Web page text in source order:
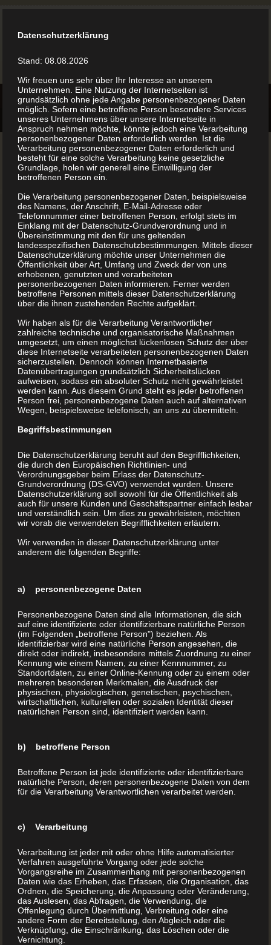
„Liest Du mir noch
etwas vor?“
Kinder lieben Geschichten und Bücher. So gesehen,
kann man das Kinderbuch als das wichtigste Buch
überhaupt bezeichnen – wer so früh beginnt, sich für
gedruckte, illustrierte und gebundene Geschichten zu
interessieren, wird Bücher fix in sein Leben integrieren.
Auch beim Buchdrucker.at stehen Kinderbücher an
oberster Stelle – viele AutorInnen schreiben und
illustrieren spannende Inhalte für die Jüngsten und
Damit die Planung eines solchen Buchprojektes
leichter fällt, haben wir einige wissenswerte Fakten
zusammengetragen, die speziell für den Buchdruck
von Kinderbüchern gelten:
Empfehlenswerte Formate sind:
Quadratisch 21x21cm
Kinder entwickeln lebhafte Phantasie beim „Lesen“ und
Erzählen – deshalb sollte man sich immer für einen
festen Einband – ein so genanntes Hardcover
entscheiden. Diese Art der Buchbindung ist robust und
hat den großen Vorteil, beim Anschauen offen liegen
zu bleiben und nicht zuzuklappen.
Den Bucheinband kann man natürlich noch besonders
Datenschutzerklärung
Stand: 08.08.2026
Wir freuen uns sehr über Ihr Interesse an unserem
Unternehmen. Eine Nutzung der Internetseiten ist
grundsätzlich ohne jede Angabe personenbezogener Daten
möglich. Sofern eine betroffene Person besondere Services
unseres Unternehmens über unsere Internetseite in
Anspruch nehmen möchte, könnte jedoch eine Verarbeitung
personenbezogener Daten erforderlich werden. Ist die
Verarbeitung personenbezogener Daten erforderlich und
besteht für eine solche Verarbeitung keine gesetzliche
Grundlage, holen wir generell eine Einwilligung der
betroffenen Person ein.
Die Verarbeitung personenbezogener Daten, beispielsweise
des Namens, der Anschrift, E-Mail-Adresse oder
Telefonnummer einer betroffenen Person, erfolgt stets im
Einklang mit der Datenschutz-Grundverordnung und in
Übereinstimmung mit den für uns geltenden
landesspezifischen Datenschutzbestimmungen. Mittels dieser
Datenschutzerklärung möchte unser Unternehmen die
Öffentlichkeit über Art, Umfang und Zweck der von uns
erhobenen, genutzten und verarbeiteten
personenbezogenen Daten informieren. Ferner werden
betroffene Personen mittels dieser Datenschutzerklärung
über die ihnen zustehenden Rechte aufgeklärt.
Wir haben als für die Verarbeitung Verantwortlicher
zahlreiche technische und organisatorische Maßnahmen
umgesetzt, um einen möglichst lückenlosen Schutz der über
diese Internetseite verarbeiteten personenbezogenen Daten
sicherzustellen. Dennoch können Internetbasierte
Datenübertragungen grundsätzlich Sicherheitslücken
aufweisen, sodass ein absoluter Schutz nicht gewährleistet
werden kann. Aus diesem Grund steht es jeder betroffenen
Person frei, personenbezogene Daten auch auf alternativen
Wegen, beispielsweise telefonisch, an uns zu übermitteln.
Begriffsbestimmungen
Die Datenschutzerklärung beruht auf den Begrifflichkeiten,
die durch den Europäischen Richtlinien- und
Verordnungsgeber beim Erlass der Datenschutz-
Grundverordnung (DS-GVO) verwendet wurden. Unsere
Datenschutzerklärung soll sowohl für die Öffentlichkeit als
auch für unsere Kunden und Geschäftspartner einfach lesbar
und verständlich sein. Um dies zu gewährleisten, möchten
wir vorab die verwendeten Begrifflichkeiten erläutern.
Wir verwenden in dieser Datenschutzerklärung unter
anderem die folgenden Begriffe:
a) personenbezogene Daten
Personenbezogene Daten sind alle Informationen, die sich
auf eine identifizierte oder identifizierbare natürliche Person
(im Folgenden „betroffene Person") beziehen. Als
identifizierbar wird eine natürliche Person angesehen, die
direkt oder indirekt, insbesondere mittels Zuordnung zu einer
Kennung wie einem Namen, zu einer Kennnummer, zu
Standortdaten, zu einer Online-Kennung oder zu einem oder
mehreren besonderen Merkmalen, die Ausdruck der
physischen, physiologischen, genetischen, psychischen,
wirtschaftlichen, kulturellen oder sozialen Identität dieser
natürlichen Person sind, identifiziert werden kann.
b) betroffene Person
Betroffene Person ist jede identifizierte oder identifizierbare
natürliche Person, deren personenbezogene Daten von dem
für die Verarbeitung Verantwortlichen verarbeitet werden.
c) Verarbeitung
Verarbeitung ist jeder mit oder ohne Hilfe automatisierter
Verfahren ausgeführte Vorgang oder jede solche
Vorgangsreihe im Zusammenhang mit personenbezogenen
Daten wie das Erheben, das Erfassen, die Organisation, das
Ordnen, die Speicherung, die Anpassung oder Veränderung,
das Auslesen, das Abfragen, die Verwendung, die
Offenlegung durch Übermittlung, Verbreitung oder eine
andere Form der Bereitstellung, den Abgleich oder die
Verknüpfung, die Einschränkung, das Löschen oder die
Vernichtung.